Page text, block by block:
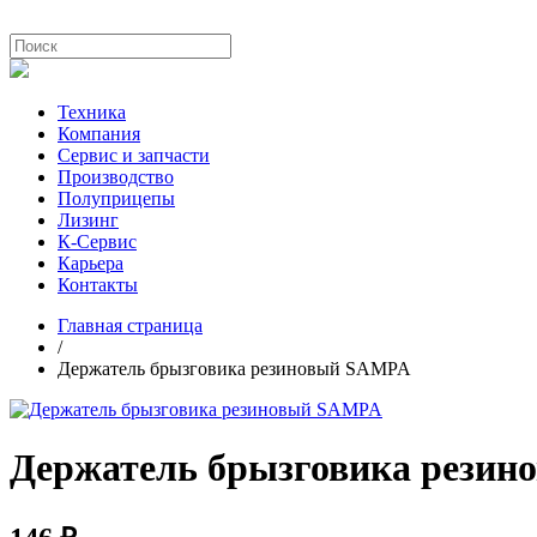
Техника
Компания
Сервис и запчасти
Производство
Полуприцепы
Лизинг
К-Сервис
Карьера
Контакты
Главная страница
/
Держатель брызговика резиновый SAMPA
Держатель брызговика